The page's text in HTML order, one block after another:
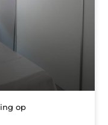
op